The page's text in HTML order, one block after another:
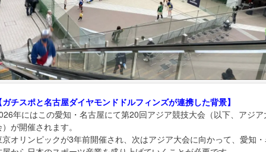
ガチスポと名古屋ダイヤモンドドルフィンズが連携した背景】
年にはこの愛知・名古屋にて第20回アジア競技大会（以下、アジア
が開催されます。
京オリンピックが3年前開催され、次はアジア大会に向かって、愛知